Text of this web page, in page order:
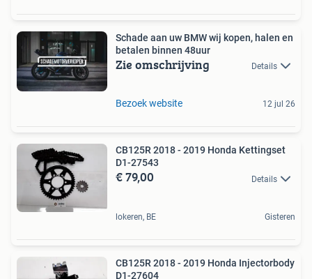
Schade aan uw BMW wij kopen, halen en
betalen binnen 48uur
Zie omschrijving Details
Bezoek website 12 jul 26
CB125R 2018 - 2019 Honda Kettingset
D1-27543
€ 79,00 Details
lokeren, BE Gisteren
CB125R 2018 - 2019 Honda Injectorbody
D1-27604